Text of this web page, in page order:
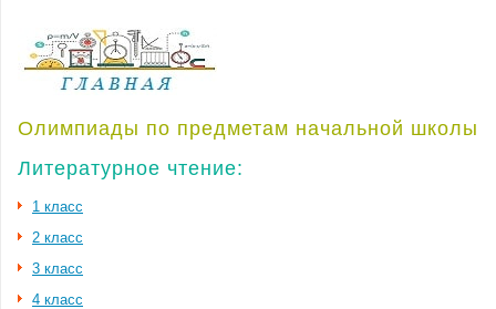
Олимпиады по предметам начальной школы
Литературное чтение:
1 класс
2 класс
3 класс
4 класс